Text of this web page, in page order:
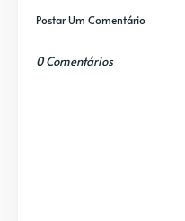
Postar Um Comentário
0 Comentários